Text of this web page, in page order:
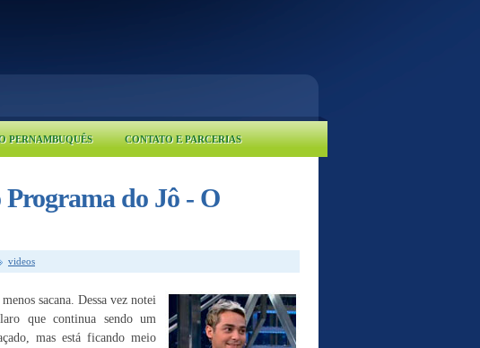
PERNAMBUQUÊS CONTATO E PARCERIAS
do Jô - O
videos
sacana. Dessa vez notei
que continua sendo um
mas está ficando meio